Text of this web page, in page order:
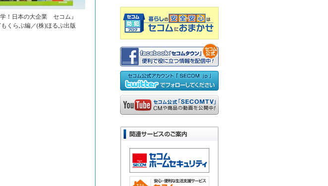
学！日本の大企業 セコム』
もくらぶ編／(株)ほるぷ出版